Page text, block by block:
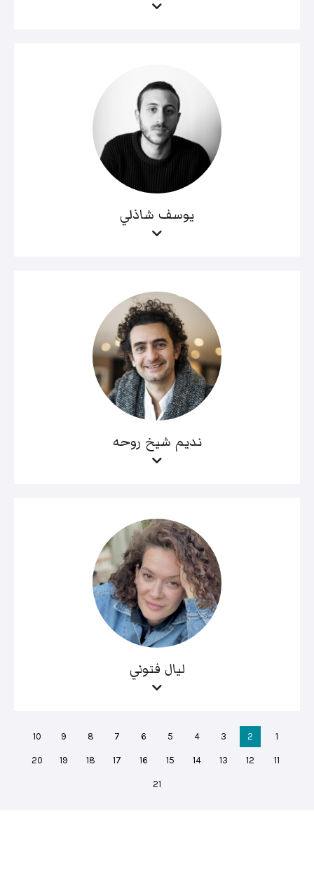
يوسف شاذلي
نديم شيخ روحه
ليال فتوني
1
2
3
4
5
6
7
8
9
10
11
12
13
14
15
16
17
18
19
20
21